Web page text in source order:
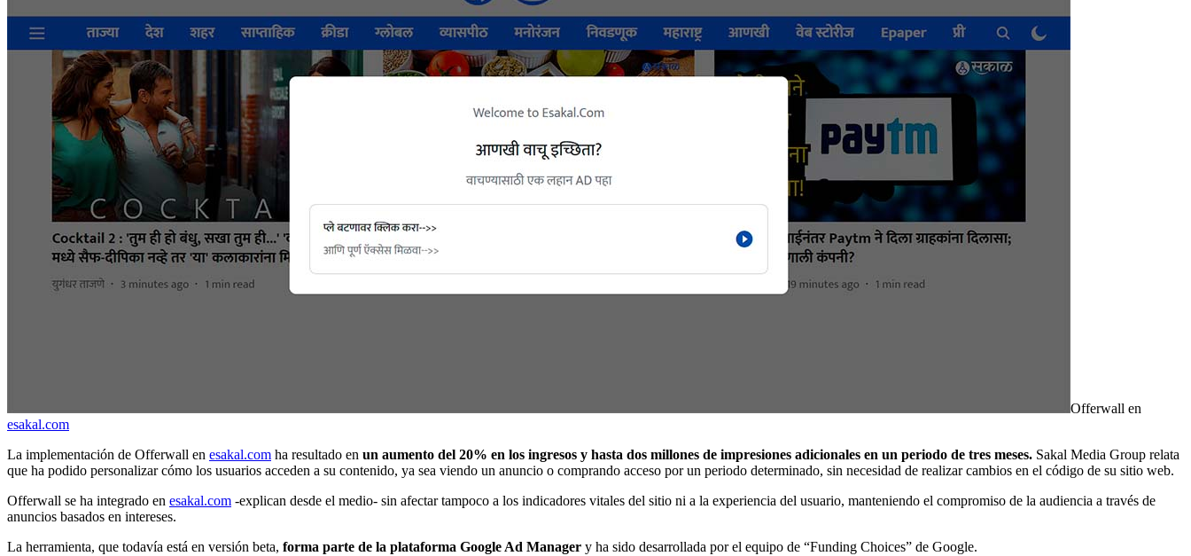
Offerwall en
esakal.com
La implementación de Offerwall en esakal.com ha resultado en un aumento del 20% en los ingresos y hasta dos millones de impresiones adicionales en un periodo de tres meses. Sakal Media Group relata
que ha podido personalizar cómo los usuarios acceden a su contenido, ya sea viendo un anuncio o comprando acceso por un periodo determinado, sin necesidad de realizar cambios en el código de su sitio web.
Offerwall se ha integrado en esakal.com -explican desde el medio- sin afectar tampoco a los indicadores vitales del sitio ni a la experiencia del usuario, manteniendo el compromiso de la audiencia a través de
anuncios basados en intereses.
La herramienta, que todavía está en versión beta, forma parte de la plataforma Google Ad Manager y ha sido desarrollada por el equipo de “Funding Choices” de Google.